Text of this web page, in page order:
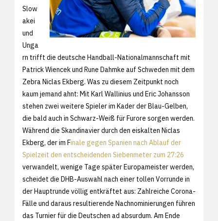
Slow
akei
und
Unga
rn trifft die deutsche Handball-Nationalmannschaft mit
Patrick Wiencek und Rune Dahmke auf Schweden mit dem
Zebra Niclas Ekberg. Was zu diesem Zeitpunkt noch
kaum jemand ahnt: Mit Karl Wallinius und Eric Johansson
stehen zwei weitere Spieler im Kader der Blau-Gelben,
die bald auch in Schwarz-Weiß für Furore sorgen werden.
Während die Skandinavier durch den eiskalten Niclas
Ekberg, der im Finale gegen Spanien nach Ablauf der
Spielzeit den entscheidenden Siebenmeter zum 27:26
verwandelt, wenige Tage später Europameister werden,
scheidet die DHB-Auswahl nach einer tollen Vorrunde in
der Hauptrunde völlig entkräftet aus: Zahlreiche Corona-
Fälle und daraus resultierende Nachnominierungen führen
das Turnier für die Deutschen ad absurdum. Am Ende